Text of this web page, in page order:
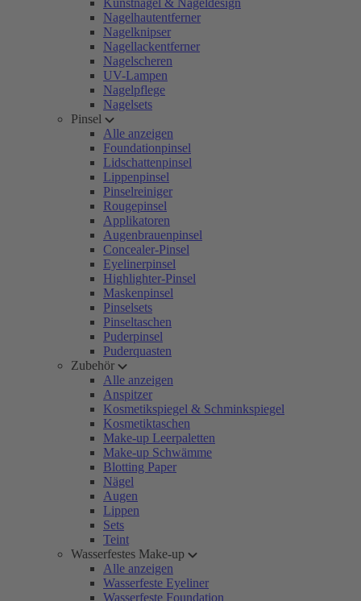
Kunstnägel & Nageldesign
Nagelhautentferner
Nagelknipser
Nagellackentferner
Nagelscheren
UV-Lampen
Nagelpflege
Nagelsets
Pinsel
Alle anzeigen
Foundationpinsel
Lidschattenpinsel
Lippenpinsel
Pinselreiniger
Rougepinsel
Applikatoren
Augenbrauenpinsel
Concealer-Pinsel
Eyelinerpinsel
Highlighter-Pinsel
Maskenpinsel
Pinselsets
Pinseltaschen
Puderpinsel
Puderquasten
Zubehör
Alle anzeigen
Anspitzer
Kosmetikspiegel & Schminkspiegel
Kosmetiktaschen
Make-up Leerpaletten
Make-up Schwämme
Blotting Paper
Nägel
Augen
Lippen
Sets
Teint
Wasserfestes Make-up
Alle anzeigen
Wasserfeste Eyeliner
Wasserfeste Foundation